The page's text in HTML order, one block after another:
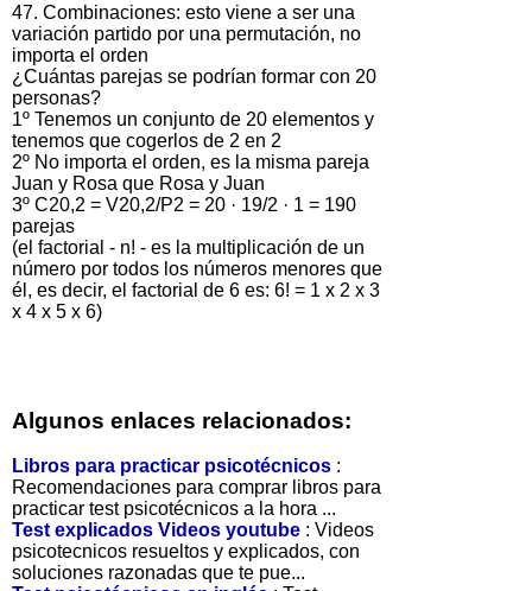
47. Combinaciones: esto viene a ser una
variación partido por una permutación, no
importa el orden
¿Cuántas parejas se podrían formar con 20
personas?
1º Tenemos un conjunto de 20 elementos y
tenemos que cogerlos de 2 en 2
2º No importa el orden, es la misma pareja
Juan y Rosa que Rosa y Juan
3º C20,2 = V20,2/P2 = 20 · 19/2 · 1 = 190
parejas
(el factorial - n! - es la multiplicación de un
número por todos los números menores que
él, es decir, el factorial de 6 es: 6! = 1 x 2 x 3
x 4 x 5 x 6)
Algunos enlaces relacionados:
Libros para practicar psicotécnicos :
Recomendaciones para comprar libros para
practicar test psicotécnicos a la hora ...
Test explicados Videos youtube : Videos
psicotecnicos resueltos y explicados, con
soluciones razonadas que te pue...